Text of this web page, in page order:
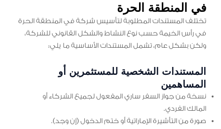
في المنطقة الحرة
تختلف المستندات المطلوبة لتأسيس شركة في المنطقة الحرة
في رأس الخيمة حسب نوع النشاط والشكل القانوني للشركة،
ولكن بشكل عام، تشمل المستندات الأساسية ما يلي:
المستندات الشخصية للمستثمرين أو
المساهمين
نسخة من جواز السفر ساري المفعول لجميع الشركاء أو
المالك الفردي.
صورة من التأشيرة الإماراتية أو ختم الدخول (إن وجد).